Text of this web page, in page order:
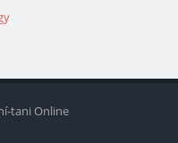
tani Online